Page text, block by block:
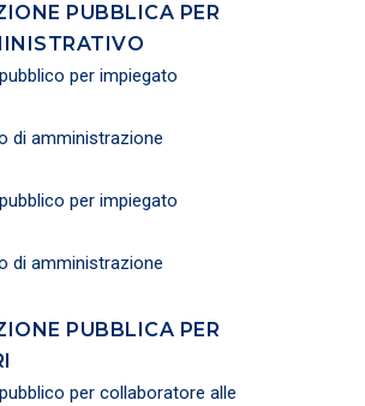
PUBBLICA PER
per impiegato
di amministrazione
per impiegato
di amministrazione
PUBBLICA PER
per collaboratore alle